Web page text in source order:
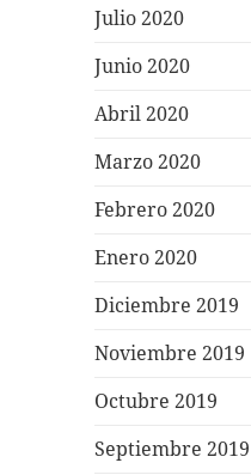
Julio 2020
Junio 2020
Abril 2020
Marzo 2020
Febrero 2020
Enero 2020
Diciembre 2019
Noviembre 2019
Octubre 2019
Septiembre 2019